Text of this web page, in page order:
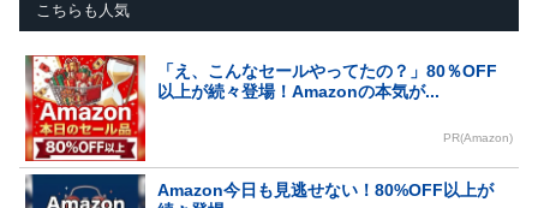
こちらも人気
「え、こんなセールやってたの？」80％OFF
以上が続々登場！Amazonの本気が...
PR(Amazon)
Amazon今日も見逃せない！80%OFF以上が